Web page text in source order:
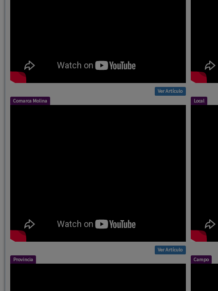
Ver Artículo
Comarca Molina
Ver Artículo
Local
Provincia Campo